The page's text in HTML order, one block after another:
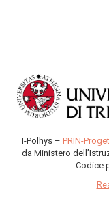
I-Polhys – PRIN-
da Ministero
Codice